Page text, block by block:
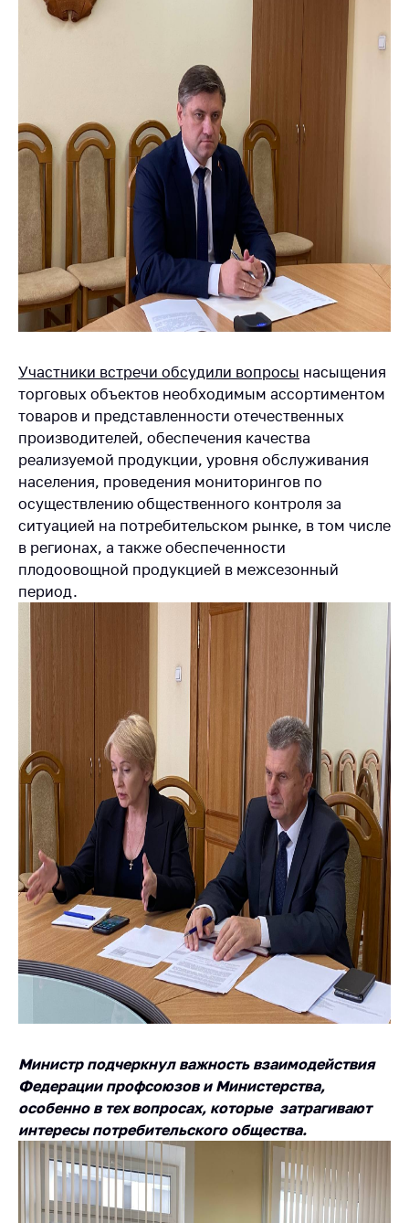
Торговля и услуги
контроль закупок
потребителей
Регулирование
рекламной
деятельности
Международное
сотрудничество
Применение мер
нетарифного
регулирования
Выставочная
деятельность в
Республике
Беларусь
Защита
персональных
данных
Новости
Обратиться в МАРТ
граждан и юр. лиц
Прямaя телефоннaя
линия
Горячая линия
Электронные
обращения
Сообщить о росте
цен на товары
Сообщить о росте
цен на лекарства и
медицинские
изделия
Контакты
Адрес и режим
Министра
Горячая линия
Пресс-служба
Вышестоящий
государственный
орган
Участники встречи обсудили вопросы насыщения
торговых объектов необходимым ассортиментом
товаров и представленности отечественных
производителей, обеспечения качества
реализуемой продукции, уровня обслуживания
населения, проведения мониторингов по
осуществлению общественного контроля за
ситуацией на потребительском рынке, в том числе
в регионах, а также обеспеченности
плодоовощной продукцией в межсезонный
период.
Министр подчеркнул важность взаимодействия
Федерации профсоюзов и Министерства,
особенно в тех вопросах, которые затрагивают
интересы потребительского общества.